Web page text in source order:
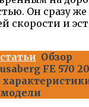
Он сразу же
скорости и
Обзор
FE 570